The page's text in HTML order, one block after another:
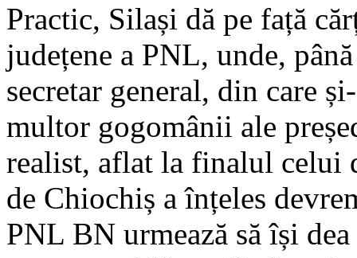
Practic, Silași dă pe față
județene a PNL, unde,
secretar general, din care
multor gogomânii ale
realist, aflat la finalul celui
de Chiochiș a înțeles
PNL BN urmează să își